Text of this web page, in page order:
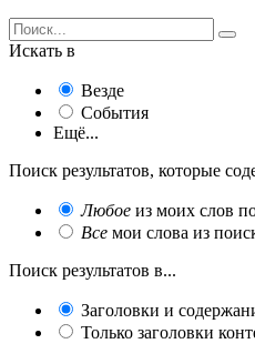
Искать в
Везде
События
Ещё...
Поиск результатов, которые
Любое из моих слов
Все мои слова из
Поиск результатов в...
Заголовки и
Только заголовки